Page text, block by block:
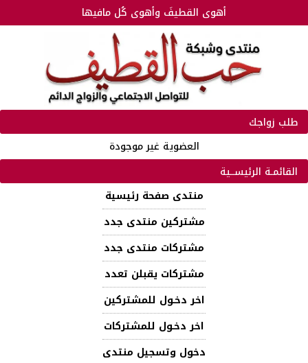
أهوى القطيفَ وأهوى كُل مافيها
طلب زواجك
العضوية غير موجودة
القائمـة الرئيســية
منتدى صفحة رئيسية
مشتركين منتدى جدد
مشتركات منتدى جدد
مشتركات يقبلن تعدد
اخر دخـول للمشتركين
اخر دخـول للمشتركات
دخول وتسجيل منتدى